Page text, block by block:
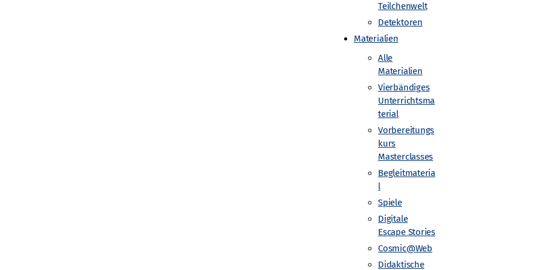
Teilchenwelt
Detektoren
Materialien
Alle
Materialien
Vierbändiges
Unterrichtsma
terial
Vorbereitungs
kurs
Masterclasses
Begleitmateria
l
Spiele
Digitale
Escape Stories
Cosmic@Web
Didaktische
aufbereitet werden, das die Projekte aller teilnehmenden Gruppen
eine Veranstaltung von DESY, IPPOG und Netzwerk Teilchenwelt sowie vom